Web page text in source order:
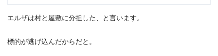
エルザは村と屋敷に分担した、と言います。
標的が逃げ込んだからだと。